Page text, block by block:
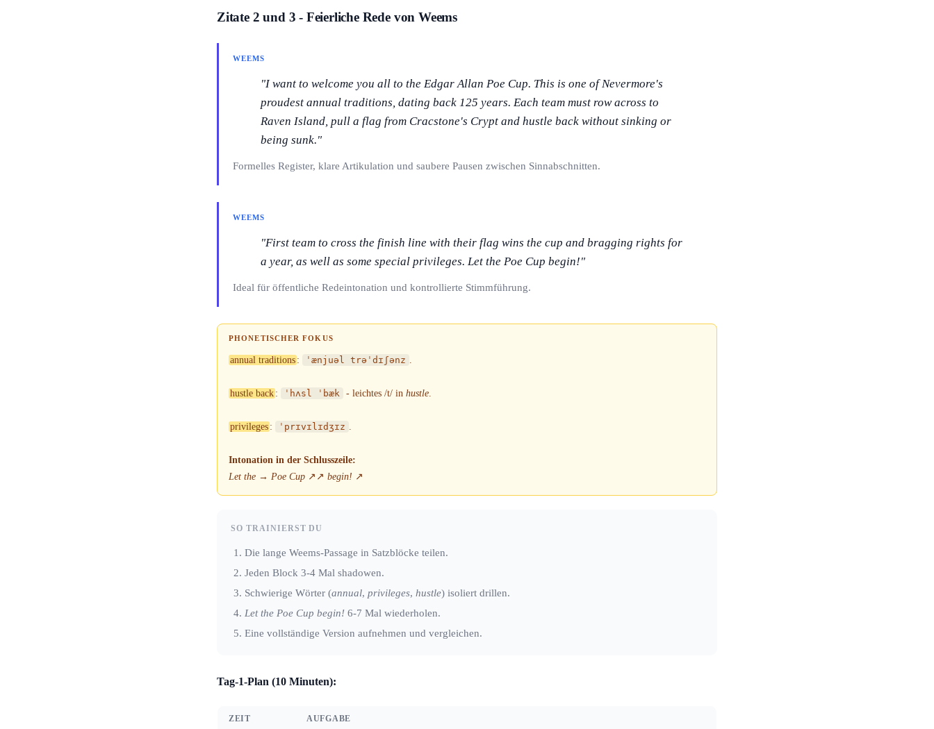
Zitate 2 und 3 - Feierliche Rede von Weems
WEEMS
"I want to welcome you all to the Edgar Allan Poe Cup. This is one of Nevermore's
proudest annual traditions, dating back 125 years. Each team must row across to
Raven Island, pull a flag from Cracstone's Crypt and hustle back without sinking or
being sunk."
Formelles Register, klare Artikulation und saubere Pausen zwischen Sinnabschnitten.
WEEMS
"First team to cross the finish line with their flag wins the cup and bragging rights for
a year, as well as some special privileges. Let the Poe Cup begin!"
Ideal für öffentliche Redeintonation und kontrollierte Stimmführung.
PHONETISCHER FOKUS
annual traditions : ˈænjuəl trəˈdɪʃənz
hustle back : ˈhʌsl ˈbæk - leichtes /t/ in hustle
privileges : ˈprɪvɪlɪdʒɪz
Intonation in der Schlusszeile:
Let the → Poe Cup ↗↗ begin! ↗
SO TRAINIERST DU
Die lange Weems-Passage in Satzblöcke teilen.
Jeden Block 3-4 Mal shadowen.
Schwierige Wörter (annual, privileges, hustle) isoliert drillen.
Let the Poe Cup begin! 6-7 Mal wiederholen.
Eine vollständige Version aufnehmen und vergleichen.
Tag-1-Plan (10 Minuten):
ZEIT AUFGABE